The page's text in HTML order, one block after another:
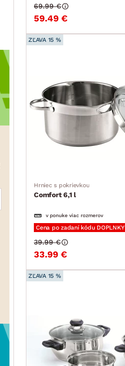
59.49 €
69.99 €
ZĽAVA 15 %
Hrniec s pokrievkou
Comfort 6,1 l
v ponuke viac rozmerov
Cena po zadaní kódu DOPLNKY
33.99 €
39.99 €
ZĽAVA 15 %